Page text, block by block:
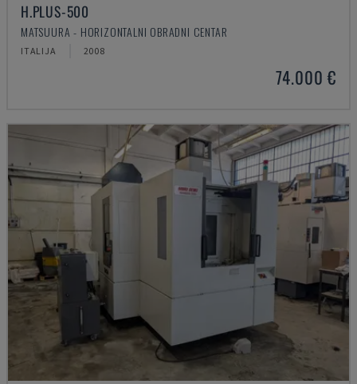
H.PLUS-500
MATSUURA - HORIZONTALNI OBRADNI CENTAR
ITALIJA 2008
74.000 €